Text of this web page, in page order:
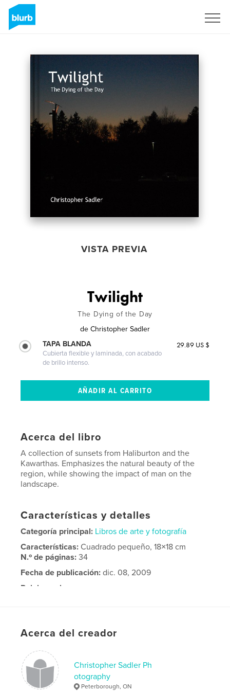
VISTA PREVIA
Twilight
The Dying of the Day
de Christopher Sadler
TAPA BLANDA
Cubierta flexible y laminada, con acabado
de brillo intenso.
29.89 US $
Acerca del libro
A collection of sunsets from Haliburton and the
Kawarthas. Emphasizes the natural beauty of the
region, while showing the impact of man on the
landscape.
Características y detalles
Categoría principal: Libros de arte y fotografía
Características:Cuadrado pequeño, 18×18 cm
N.º de páginas:34
Fecha de publicación: dic. 08, 2009
Palabras clave
Acerca del creador
Christopher Sadler Ph
otography
Peterborough, ON